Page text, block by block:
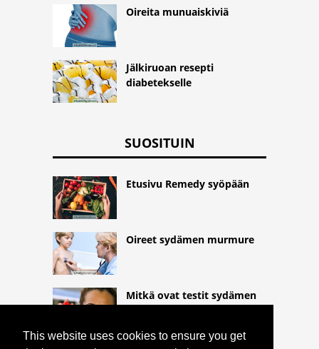
This website uses cookies to ensure you get
Oireita munuaiskiviä
Jälkiruoan resepti
diabetekselle
SUOSITUIN
Etusivu Remedy syöpään
Oireet sydämen murmure
Mitkä ovat testit sydämen